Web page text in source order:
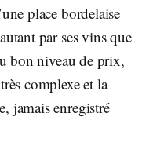
place bordelaise
par ses vins que
bon niveau de prix,
complexe et la
jamais enregistré